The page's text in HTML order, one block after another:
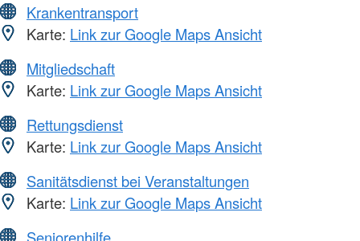
Krankentransport
Karte: Link zur Google Maps Ansicht
Mitgliedschaft
Karte: Link zur Google Maps Ansicht
Rettungsdienst
Karte: Link zur Google Maps Ansicht
Sanitätsdienst bei Veranstaltungen
Karte: Link zur Google Maps Ansicht